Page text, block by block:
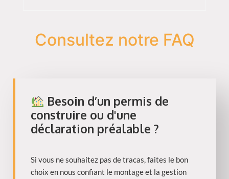
Consultez notre FAQ
Besoin d’un permis de
construire ou d'une
déclaration préalable ?
Si vous ne souhaitez pas de tracas, faites le bon
choix en nous confiant le montage et la gestion